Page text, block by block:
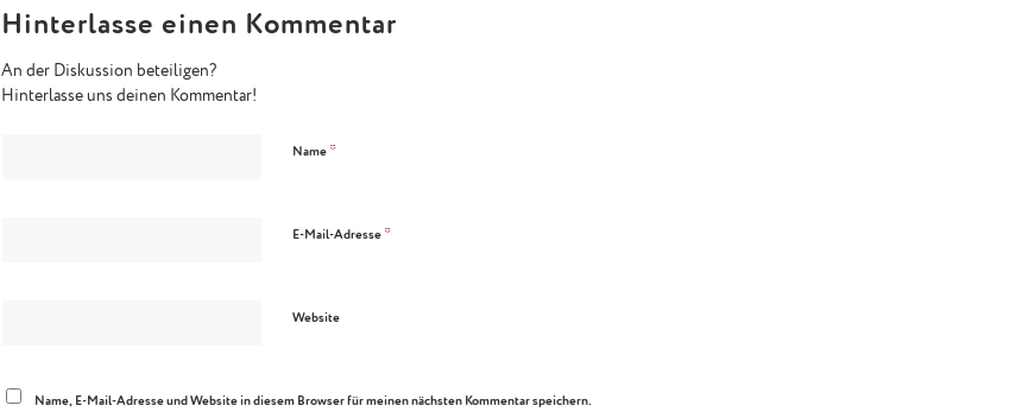
Hinterlasse einen Kommentar
An der Diskussion beteiligen?
Hinterlasse uns deinen Kommentar!
Name *
E-Mail-Adresse *
Website
Name, E-Mail-Adresse und Website in diesem Browser für meinen nächsten Kommentar speichern.